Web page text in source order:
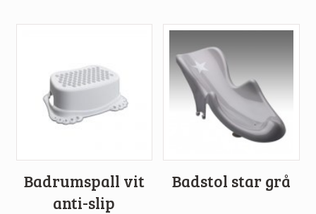
Badrumspall vit
anti-slip
Badstol star grå